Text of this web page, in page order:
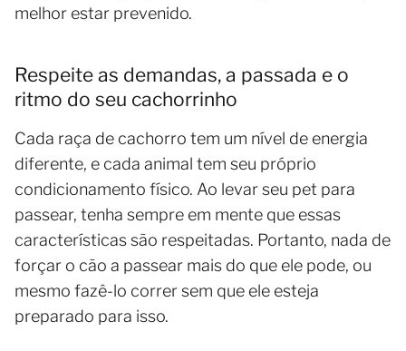
melhor estar prevenido.
Respeite as demandas, a passada e o
ritmo do seu cachorrinho
Cada raça de cachorro tem um nível de energia
diferente, e cada animal tem seu próprio
condicionamento físico. Ao levar seu pet para
passear, tenha sempre em mente que essas
características são respeitadas. Portanto, nada de
forçar o cão a passear mais do que ele pode, ou
mesmo fazê-lo correr sem que ele esteja
preparado para isso.